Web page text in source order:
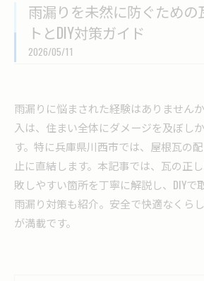
雨漏りを未然に防ぐための
トとDIY対策ガイド
2026/05/11
雨漏りに悩まされた経験はありません
入は、住まい全体にダメージを及ぼし
す。特に兵庫県川西市では、屋根瓦の
止に直結します。本記事では、瓦の正
敗しやすい箇所を丁寧に解説し、DIYで
雨漏り対策も紹介。安全で快適なくら
が満載です。